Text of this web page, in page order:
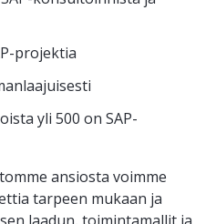
projektia
yli 500 on SAP-
ansiosta voimme
tarpeen mukaan ja